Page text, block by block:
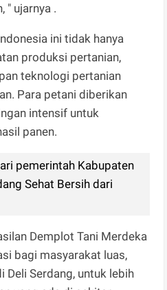
" ujarnya .
ini tidak hanya
produksi pertanian,
teknologi pertanian
Para petani diberikan
intensif untuk
panen.
pemerintah Kabupaten
Sehat Bersih dari
Demplot Tani Merdeka
bagi masyarakat luas,
Deli Serdang, untuk lebih